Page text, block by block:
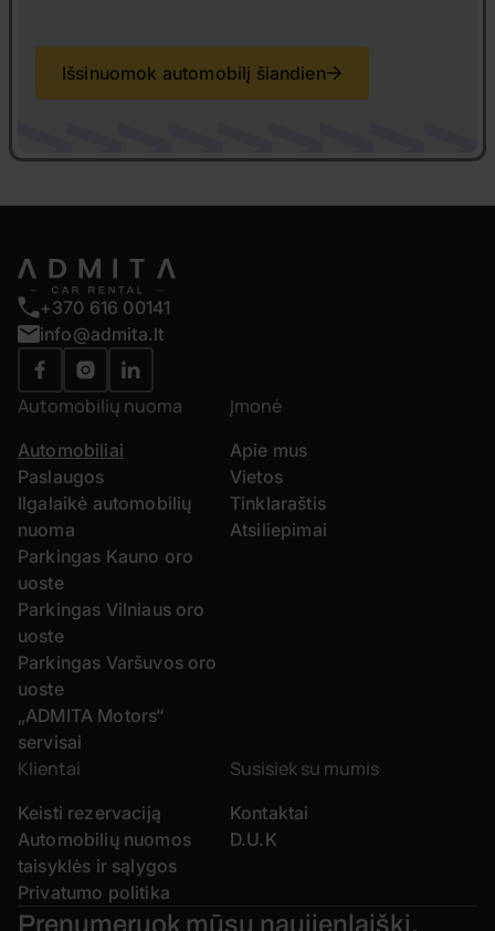
Išsinuomok automobilį šiandien
+370 616 00141
info@admita.lt
Automobilių nuoma
Automobiliai
Paslaugos
Ilgalaikė automobilių
nuoma
Parkingas Kauno oro
uoste
Parkingas Vilniaus oro
uoste
Parkingas Varšuvos oro
uoste
„ADMITA Motors“
servisai
Įmonė
Apie mus
Vietos
Tinklaraštis
Atsiliepimai
Klientai
Keisti rezervaciją
Automobilių nuomos
taisyklės ir sąlygos
Privatumo politika
Susisiek su mumis
Kontaktai
D.U.K
Prenumeruok mūsų naujienlaiškį.